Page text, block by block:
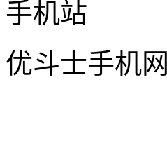
优斗士手机